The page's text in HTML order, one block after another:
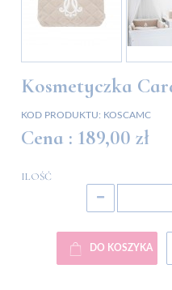
Kosmetyczka
KOD PRODUKTU: KOSCAMC
Cena : 189,00 zł
ILOŚĆ
DO KOSZYKA